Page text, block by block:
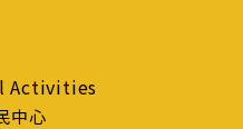
Activities
中心